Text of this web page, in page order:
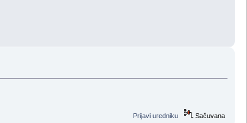
Prijavi uredniku Sačuvana